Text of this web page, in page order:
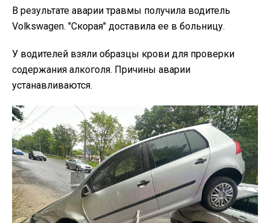
В результате аварии травмы получила водитель
Volkswagen. "Скорая" доставила ее в больницу.
У водителей взяли образцы крови для проверки
содержания алкоголя. Причины аварии
устанавливаются.